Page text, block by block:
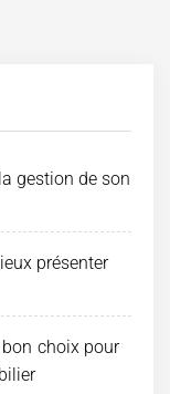
gestion de son
présenter
bon choix pour